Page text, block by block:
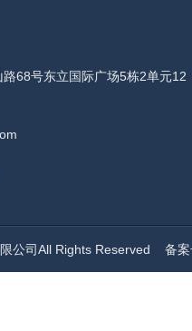
68号东立国际广场5栋2单元12
公司All Rights Reserved 备